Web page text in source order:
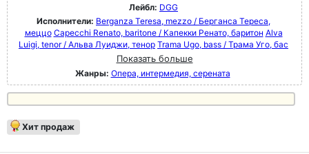
Лейбл: DGG
Исполнители: Berganza Teresa, mezzo / Берганса Тереса,
меццо Capecchi Renato, baritone / Капекки Ренато, баритон Alva
Luigi, tenor / Альва Луиджи, тенор Trama Ugo, bass / Трама Уго, бас
Показать больше
Жанры: Опера, интермедия, серената
Хит продаж